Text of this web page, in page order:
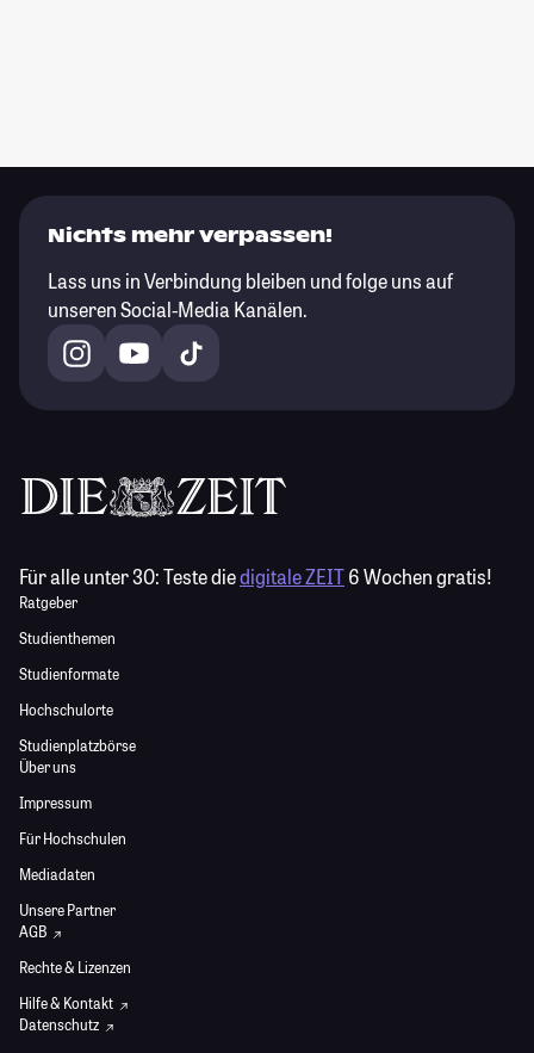
Nichts mehr verpassen!
Lass uns in Verbindung bleiben und folge uns auf
unseren Social-Media Kanälen.
Für alle unter 30:Teste diedigitale ZEIT6 Wochen gratis!
Ratgeber
Studienthemen
Studienformate
Hochschulorte
Studienplatzbörse
Über uns
Impressum
Für Hochschulen
Mediadaten
Unsere Partner
AGB
Rechte & Lizenzen
Hilfe & Kontakt
Datenschutz